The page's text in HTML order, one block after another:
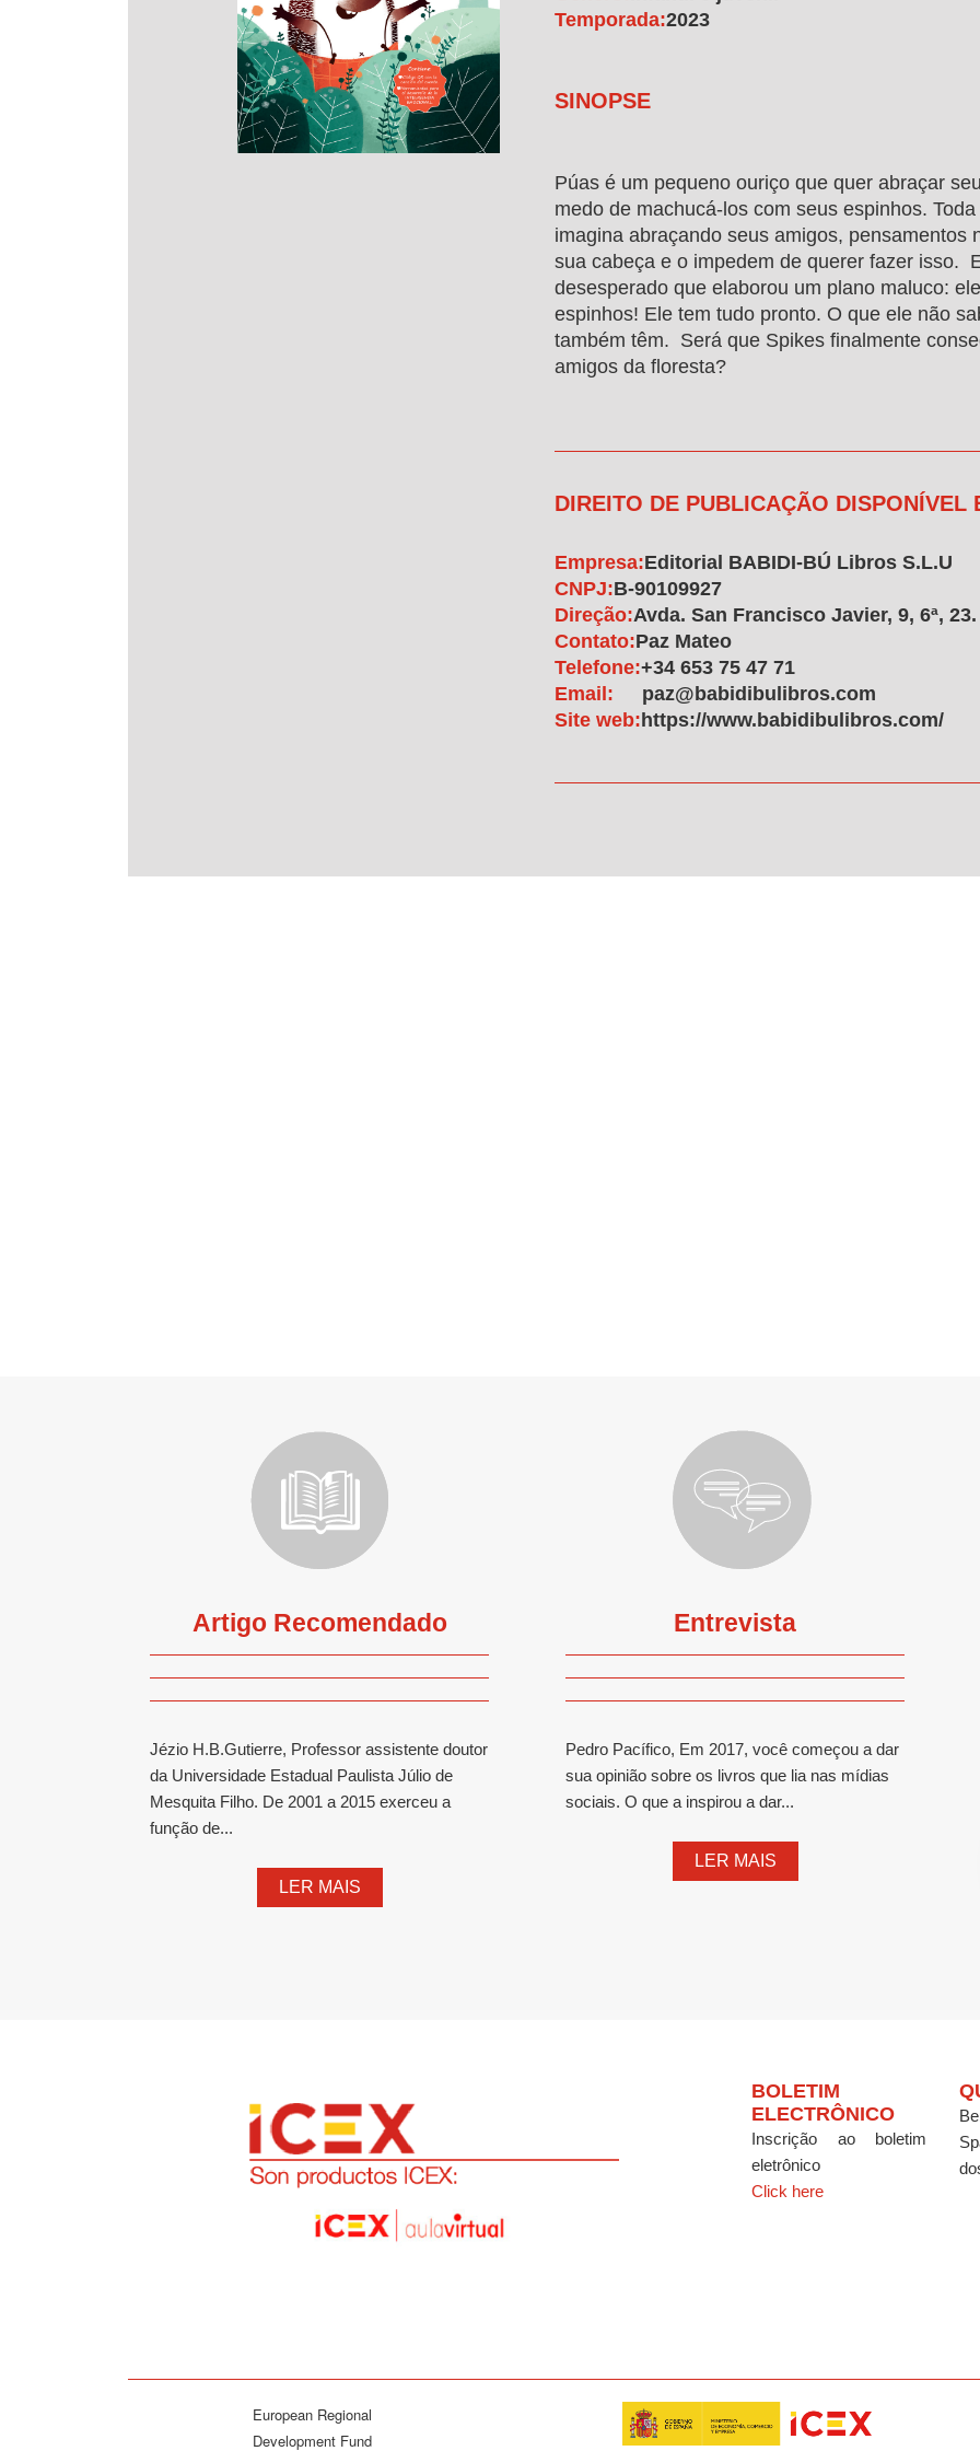
Temporada:2023
SINOPSE
Púas é um pequeno ouriço que quer abraçar
medo de machucá-los com seus espinhos.
imagina abraçando seus amigos, pensamentos
sua cabeça e o impedem de querer fazer isso.
desesperado que elaborou um plano maluco:
espinhos! Ele tem tudo pronto. O que ele não
também têm. Será que Spikes finalmente
amigos da floresta?
DIREITO DE PUBLICAÇÃO DISPONÍVEL
Empresa:Editorial BABIDI-BÚ Libros S.L.U
CNPJ:B-90109927
Direção:Avda. San Francisco Javier, 9, 6ª,
Contato:Paz Mateo
Telefone:+34 653 75 47 71
Email:
paz@babidibulibros.com
Site web: https://www.babidibulibros.com/
Artigo Recomendado
Jézio H.B.Gutierre, Professor assistente doutor
da Universidade Estadual Paulista Júlio de
Mesquita Filho. De 2001 a 2015 exerceu a
função de...
LER MAIS
Entrevista
Pedro Pacífico, Em 2017, você começou a dar
sua opinião sobre os livros que lia nas mídias
sociais. O que a inspirou a dar...
LER MAIS
BOLETIM
ELECTRÔNICO
Inscrição ao boletim
eletrônico
Click here
European Regional
Development Fund